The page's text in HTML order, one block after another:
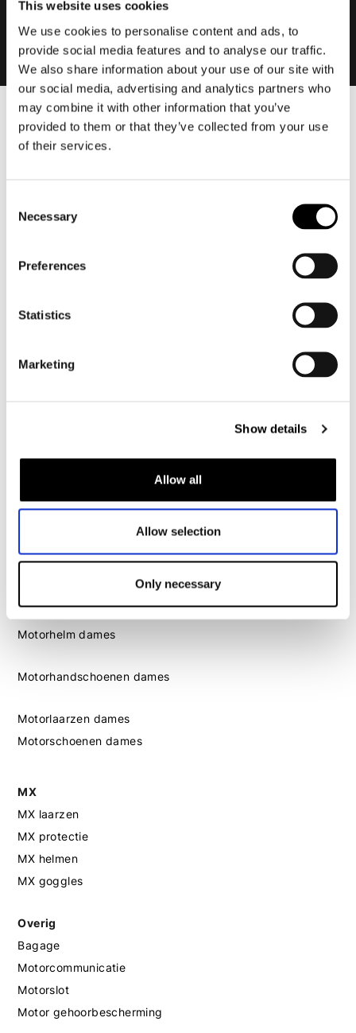
This website uses cookies
We use cookies to personalise content and ads, to
provide social media features and to analyse our traffic.
We also share information about your use of our site with
our social media, advertising and analytics partners who
may combine it with other information that you’ve
provided to them or that they’ve collected from your use
of their services.
Selection
Necessary
Preferences
Statistics
Marketing
Show details
Allow all
Allow selection
Only necessary
Heren
Motorkleding heren
Motorpak heren
Motorhoodie heren
Dames
Motorjas dames
Motor leggings dames
Motorhelm dames
Motorhandschoenen dames
Motorlaarzen dames
Motorschoenen dames
MX
MX laarzen
MX protectie
MX helmen
MX goggles
Overig
Bagage
Motorcommunicatie
Motorslot
Motor gehoorbescherming